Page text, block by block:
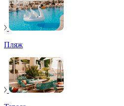
Пляж